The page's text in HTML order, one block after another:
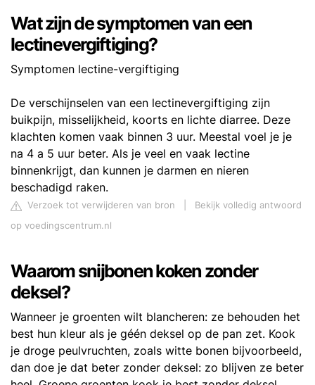
Wat zijn de symptomen van een
lectinevergiftiging?
Symptomen lectine-vergiftiging
De verschijnselen van een lectinevergiftiging zijn
buikpijn, misselijkheid, koorts en lichte diarree. Deze
klachten komen vaak binnen 3 uur. Meestal voel je je
na 4 a 5 uur beter. Als je veel en vaak lectine
binnenkrijgt, dan kunnen je darmen en nieren
beschadigd raken.
Verzoek tot verwijderen van bron
Bekijk volledig antwoord
op voedingscentrum.nl
Waarom snijbonen koken zonder
deksel?
Wanneer je groenten wilt blancheren: ze behouden het
best hun kleur als je géén deksel op de pan zet. Kook
je droge peulvruchten, zoals witte bonen bijvoorbeeld,
dan doe je dat beter zonder deksel: zo blijven ze beter